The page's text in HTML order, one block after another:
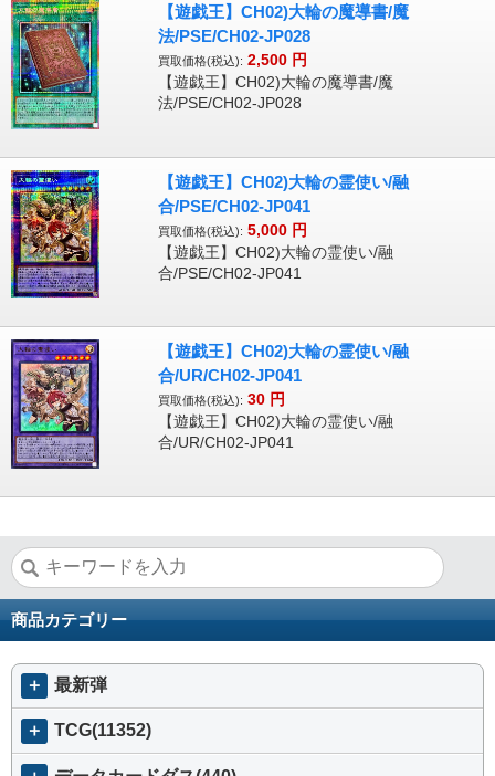
【遊戯王】CH02)大輪の魔導書/魔
法/PSE/CH02-JP028
買取価格(税込): 2,500 円
【遊戯王】CH02)大輪の魔導書/魔
法/PSE/CH02-JP028
【遊戯王】CH02)大輪の霊使い/融
合/PSE/CH02-JP041
買取価格(税込): 5,000 円
【遊戯王】CH02)大輪の霊使い/融
合/PSE/CH02-JP041
【遊戯王】CH02)大輪の霊使い/融
合/UR/CH02-JP041
買取価格(税込): 30 円
【遊戯王】CH02)大輪の霊使い/融
合/UR/CH02-JP041
商品カテゴリー
＋ 最新弾
＋ TCG(11352)